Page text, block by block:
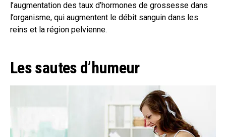
l’augmentation des taux d’hormones de grossesse dans
l’organisme, qui augmentent le débit sanguin dans les
reins et la région pelvienne.
Les sautes d’humeur